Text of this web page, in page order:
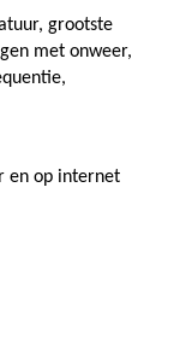
grootste
met onweer,
en op internet